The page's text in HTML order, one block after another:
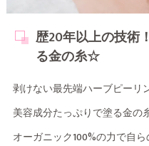
歴20年以上の技術
る金の糸☆
剥けない最先端ハーブピーリ
美容成分たっぷりで塗る金の
オーガニック100%の力で自